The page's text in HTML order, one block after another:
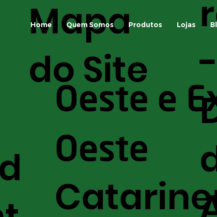
Mapa
do Site
Oeste e
Oeste
Home Quem Somos Produtos Lojas